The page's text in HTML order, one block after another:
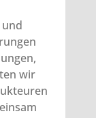
wir